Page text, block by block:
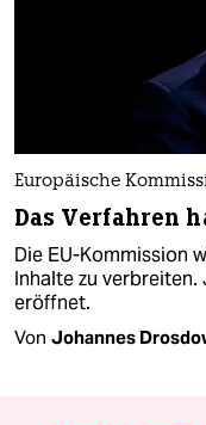
Europäische
Das Verfahren
Die EU-Kommission
Inhalte zu
eröffnet.
Von Johannes